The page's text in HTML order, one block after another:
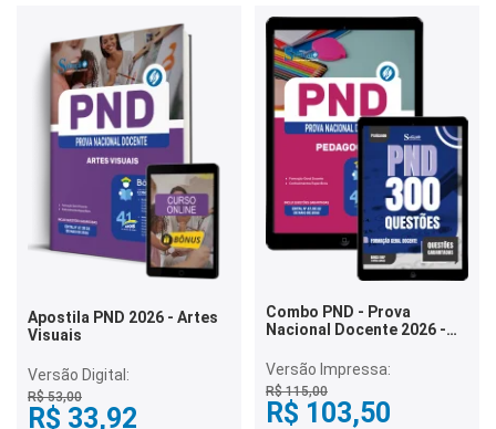
Apostila PND 2026 - Artes
Visuais
Versão Digital:
R$ 53,00
R$ 33,92
Combo PND - Prova
Nacional Docente 2026 -
Versão Impressa:
R$ 115,00
R$ 103,50